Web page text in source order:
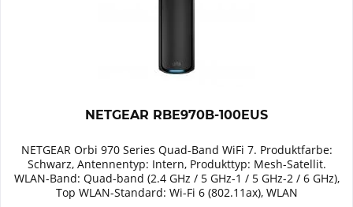
NETGEAR RBE970B-100EUS
NETGEAR Orbi 970 Series Quad-Band WiFi 7. Produktfarbe:
Schwarz, Antennentyp: Intern, Produkttyp: Mesh-Satellit.
WLAN-Band: Quad-band (2.4 GHz / 5 GHz-1 / 5 GHz-2 / 6 GHz),
Top WLAN-Standard: Wi-Fi 6 (802.11ax), WLAN